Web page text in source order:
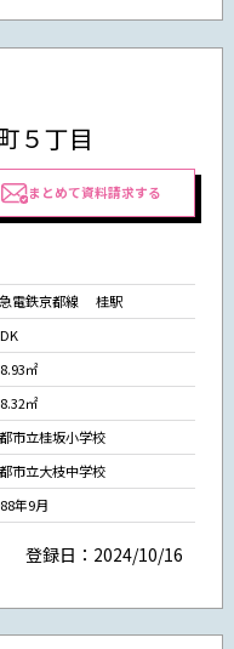
５丁目
まとめて資料請求する
電鉄京都線 桂駅
㎡
㎡
市立桂坂小学校
市立大枝中学校
年9月
登録日：2024/10/16